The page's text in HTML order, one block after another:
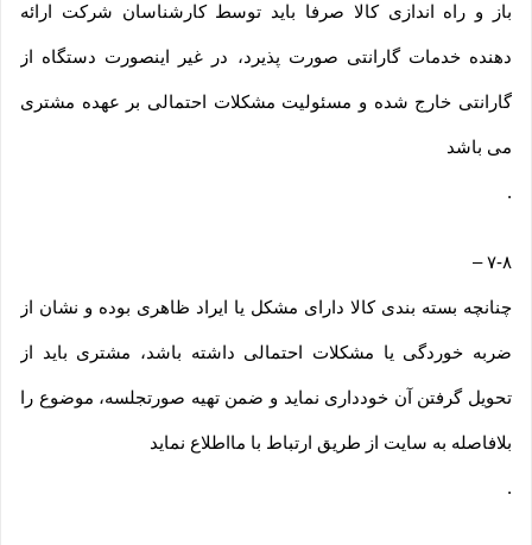
باز و راه اندازی کالا صرفا باید توسط کارشناسان شرکت ارائه
دهنده خدمات گارانتی صورت پذیرد، در غیر اینصورت دستگاه از
گارانتی خارج شده و مسئولیت مشکلات احتمالی بر عهده مشتری
می باشد
.
۷-۸–
چنانچه بسته بندی کالا دارای مشکل یا ایراد ظاهری بوده و نشان از
ضربه خوردگی یا مشکلات احتمالی داشته باشد، مشتری باید از
تحویل گرفتن آن خودداری نماید و ضمن تهیه صورتجلسه، موضوع را
بلافاصله به سایت از طریق ارتباط با مااطلاع نماید
.